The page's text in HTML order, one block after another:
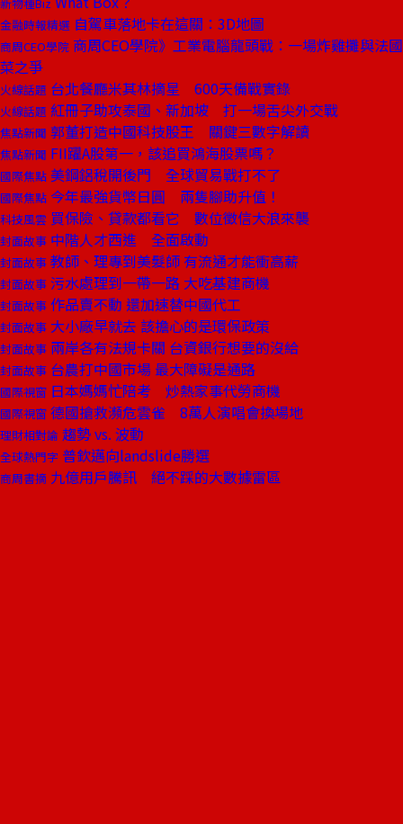
金融時報精選 自駕車落地卡在這關：3D地圖
商周CEO學院 商周CEO學院》工業電腦龍頭戰：一場炸雞攤與法國
菜之爭
火線話題 台北餐廳米其林摘星 600天備戰實錄
火線話題 紅冊子助攻泰國、新加坡 打一場舌尖外交戰
焦點新聞 郭董打造中國科技股王 關鍵三數字解讀
焦點新聞 FII躍A股第一，該追買鴻海股票嗎？
國際焦點 美鋼鋁稅開後門 全球貿易戰打不了
國際焦點 今年最強貨幣日圓 兩隻腳助升值！
科技風雲 買保險、貸款都看它 數位徵信大浪來襲
封面故事 中階人才西進 全面啟動
封面故事 教師、理專到美髮師 有流通才能衝高薪
封面故事 污水處理到一帶一路 大吃基建商機
封面故事 作品賣不動 還加速替中國代工
封面故事 大小廠早就去 該擔心的是環保政策
封面故事 兩岸各有法規卡關 台資銀行想要的沒給
封面故事 台農打中國市場 最大障礙是通路
國際視窗 日本媽媽忙陪考 炒熱家事代勞商機
國際視窗 德國搶救瀕危雲雀 8萬人演唱會換場地
理財相對論 趨勢 vs. 波動
全球熱門字 普欽邁向landslide勝選
商周書摘 九億用戶騰訊 絕不踩的大數據雷區